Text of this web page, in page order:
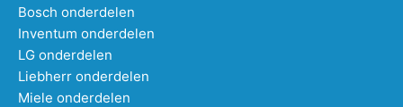
Bosch onderdelen
Inventum onderdelen
LG onderdelen
Liebherr onderdelen
Miele onderdelen